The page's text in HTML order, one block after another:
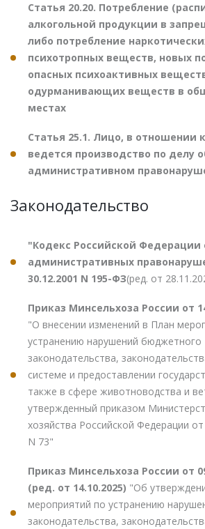
Статья 20.20. Потребление
алкогольной продукции в
либо потребление
психотропных веществ, новых
опасных психоактивных
одурманивающих веществ в
местах
Статья 25.1. Лицо, в отношении
ведется производство по делу
административном
Законодательство
"Кодекс Российской Федерации
административных
30.12.2001 N 195-ФЗ(ред. от
Приказ Минсельхоза России от
"О внесении изменений в План
устранению нарушений бюджетного
законодательства,
системе и предоставлении
также в сфере животноводства и
утвержденный приказом
хозяйства Российской Федерации
N 73"
Приказ Минсельхоза России от
(ред. от 14.10.2025) "Об
мероприятий по устранению
законодательства,